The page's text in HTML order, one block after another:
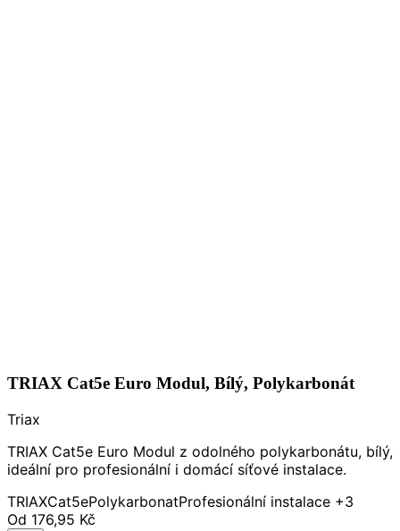
TRIAX Cat5e Euro Modul, Bílý, Polykarbonát
Triax
TRIAX Cat5e Euro Modul z odolného polykarbonátu, bílý,
ideální pro profesionální i domácí síťové instalace.
TRIAXCat5ePolykarbonatProfesionální instalace +3
Od 176,95 Kč